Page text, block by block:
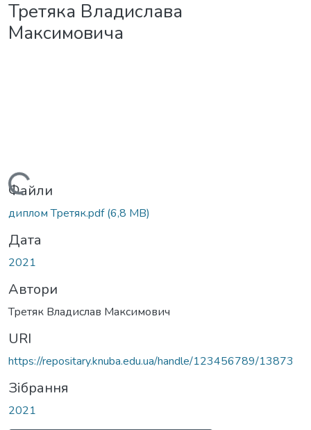
Третяка Владислава
Максимовича
Вантажиться...
Файли
диплом Третяк.pdf(6,8 MB)
Дата
2021
Автори
Третяк Владислав Максимович
URI
https://repositary.knuba.edu.ua/handle/123456789/13873
Зібрання
2021